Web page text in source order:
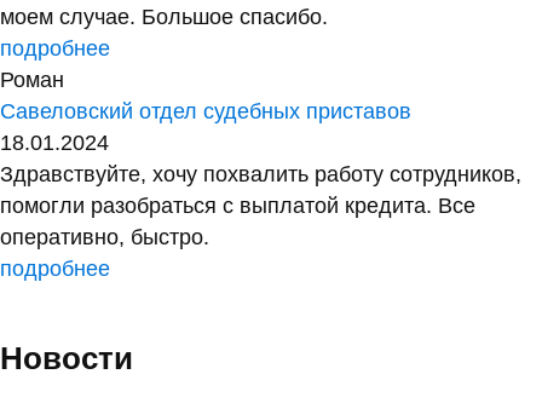
моем случае. Большое спасибо.
подробнее
Роман
Савеловский отдел судебных приставов
18.01.2024
Здравствуйте, хочу похвалить работу сотрудников,
помогли разобраться с выплатой кредита. Все
оперативно, быстро.
подробнее
Новости